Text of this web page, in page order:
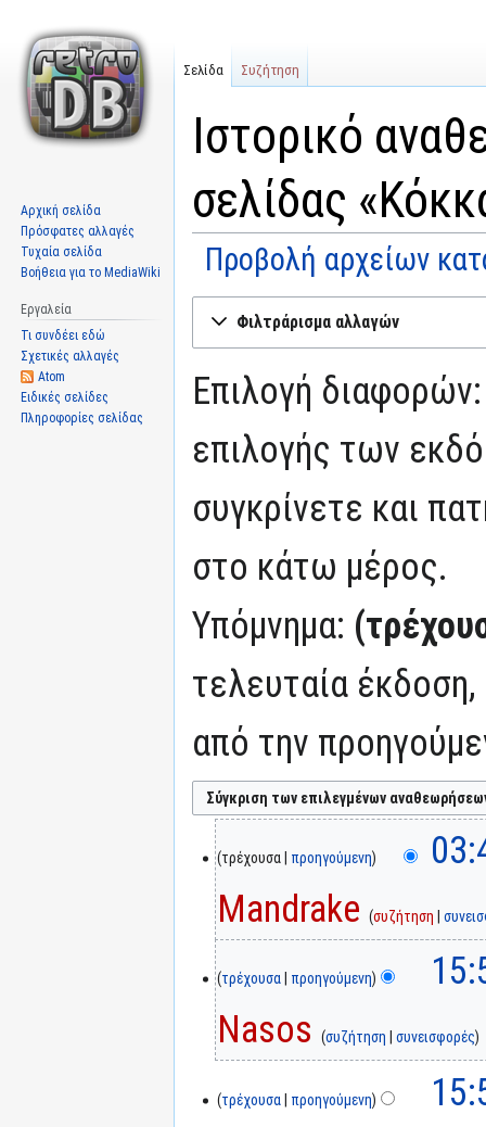
Ιστορικό
σελίδας
Προβολή αρχείων
στην
στην
Φιλτράρισμα αλλαγών
Επιλογή
επιλογής των
συγκρίνετε και
στο κάτω μέρος.
Υπόμνημα:
τελευταία έκδοση,
από την
τρέχουσα προηγούμενη
Mandrake
συζήτηση
τρέχουσα προηγούμενη
Nasos
συζήτηση συνεισφορές
τρέχουσα προηγούμενη
Σελίδα Συζήτηση
Αρχική σελίδα
Πρόσφατες αλλαγές
Τυχαία σελίδα
Βοήθεια για το MediaWiki
Εργαλεία
Τι συνδέει εδώ
Σχετικές αλλαγές
Atom
Ειδικές σελίδες
Πληροφορίες σελίδας